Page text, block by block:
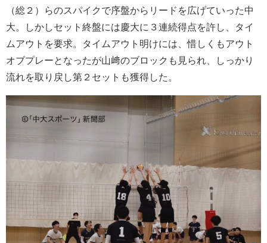
（総２）らのスパイクで序盤からリードを広げていった中
大。しかしセット終盤には慶大に３連続得点を許し、タイ
ムアウトを要求。タイムアウト明けには、惜しくもアウト
オブプレーとなったが山﨑のブロックも見られ、しっかり
流れを取り戻し第２セットも獲得した。